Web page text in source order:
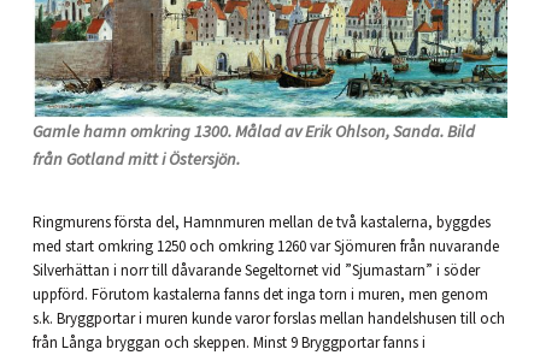
Gamle hamn omkring 1300. Målad av Erik Ohlson, Sanda. Bild
från Gotland mitt i Östersjön.
Ringmurens första del, Hamnmuren mellan de två kastalerna, byggdes
med start omkring 1250 och omkring 1260 var Sjömuren från nuvarande
Silverhättan i norr till dåvarande Segeltornet vid ”Sjumastarn” i söder
uppförd. Förutom kastalerna fanns det inga torn i muren, men genom
s.k. Bryggportar i muren kunde varor forslas mellan handelshusen till och
från Långa bryggan och skeppen. Minst 9 Bryggportar fanns i